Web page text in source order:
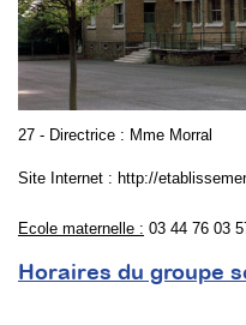
27 - Directrice : Mme Morral
Site Internet : http://
Ecole maternelle : 03 44 76 03
Horaires du groupe